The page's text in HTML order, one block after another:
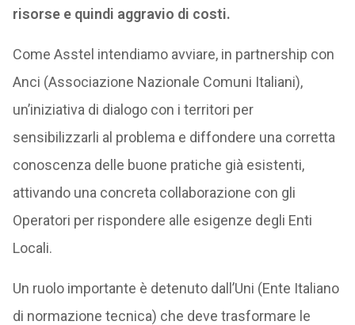
risorse e quindi aggravio di costi.
Come Asstel intendiamo avviare, in partnership con
Anci (Associazione Nazionale Comuni Italiani),
un’iniziativa di dialogo con i territori per
sensibilizzarli al problema e diffondere una corretta
conoscenza delle buone pratiche già esistenti,
attivando una concreta collaborazione con gli
Operatori per rispondere alle esigenze degli Enti
Locali.
Un ruolo importante è detenuto dall’Uni (Ente Italiano
di normazione tecnica) che deve trasformare le